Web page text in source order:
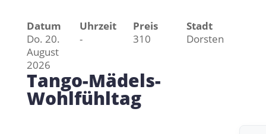
Datum
Do. 20.
August
2026
Uhrzeit
-
Preis
310
Stadt
Dorsten
Tango-Mädels-
Wohlfühltag